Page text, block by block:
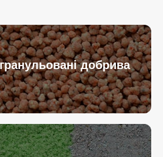
добрива